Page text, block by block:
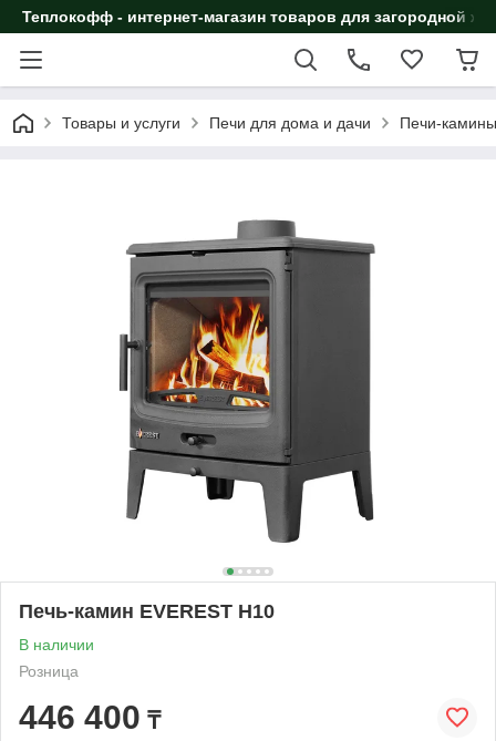
Теплокофф - интернет-магазин товаров для загородной
Товары и услуги Печи для дома и дачи Печи-камины
Печь-камин EVEREST Н10
В наличии
Розница
446 400 ₸